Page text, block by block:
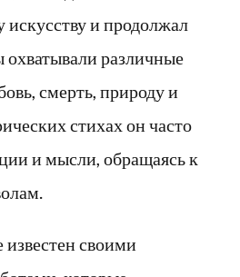
и продолжал
охватывали различные
смерть, природу и
стихах он часто
и мысли, обращаясь к
своими